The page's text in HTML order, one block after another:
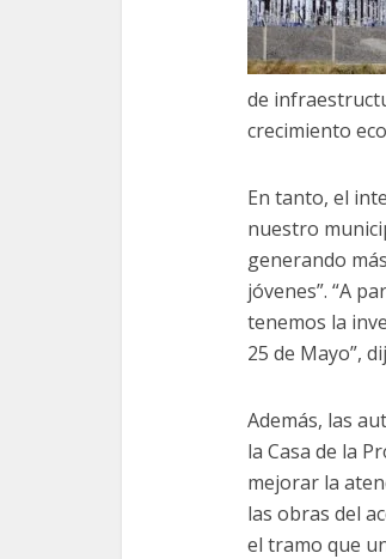
de
crecimiento
En tanto, el
nuestro
generando
jóvenes”. “A
tenemos la
25 de Mayo”,
Además, las
la Casa de la
mejorar la
las obras del
el tramo que